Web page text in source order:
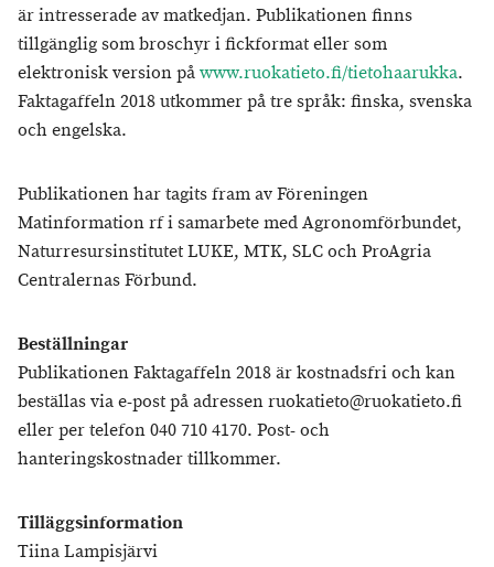
är intresserade av matkedjan. Publikationen finns
tillgänglig som broschyr i fickformat eller som
elektronisk version påwww.ruokatieto.fi/tietohaarukka.
Faktagaffeln 2018 utkommer på tre språk: finska, svenska
och engelska.
Publikationen har tagits fram av Föreningen
Matinformation rf i samarbete med Agronomförbundet,
Naturresursinstitutet LUKE, MTK, SLC och ProAgria
Centralernas Förbund.
Beställningar
Publikationen Faktagaffeln 2018 är kostnadsfri och kan
beställas via e-post på adressen ruokatieto@ruokatieto.fi
eller per telefon 040 710 4170. Post- och
hanteringskostnader tillkommer.
Tilläggsinformation
Tiina Lampisjärvi